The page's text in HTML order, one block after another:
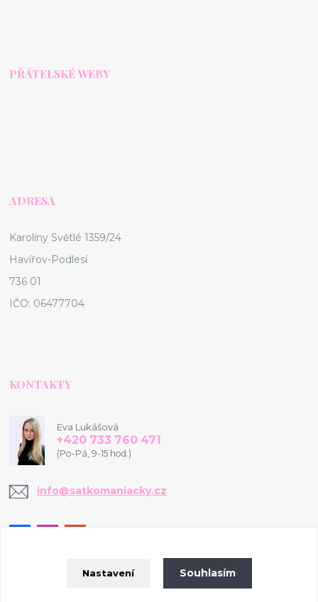
PŘÁTELSKÉ WEBY
ADRESA
Karolíny Světlé 1359/24
Havířov-Podlesí
736 01
IČO: 06477704
KONTAKTY
Eva Lukášová
+420 733 760 471
(Po-Pá, 9-15 hod.)
info@satkomaniacky.cz
Nastavení Souhlasím